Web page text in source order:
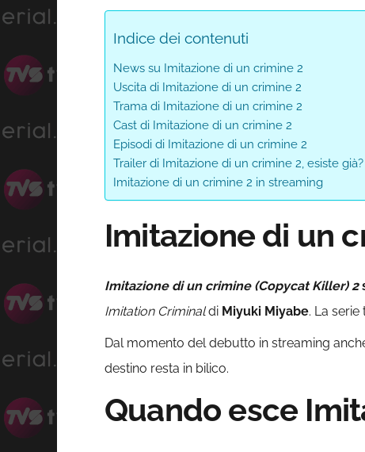
Indice dei contenuti
News su Imitazione di un crimine 2
Uscita di Imitazione di un crimine 2
Trama di Imitazione di un crimine 2
Cast di Imitazione di un crimine 2
Episodi di Imitazione di un crimine 2
Trailer di Imitazione di un crimine 2, esiste già?
Imitazione di un crimine 2 in streaming
Imitazione di un
Imitazione di un crimine (Copycat Killer) 2
Imitation Criminaldi Miyuki Miyabe. La
Dal momento del debutto in streaming
destino resta in bilico.
Quando esce